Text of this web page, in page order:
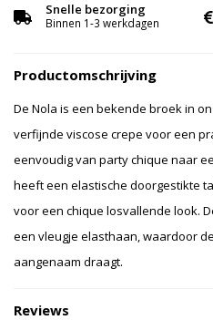
Snelle bezorging
Binnen 1-3 werkdagen
Productomschrijving
De Nola is een bekende broek in
verfijnde viscose crepe voor een
eenvoudig van party chique naar
heeft een elastische doorgestikte
voor een chique losvallende look.
een vleugje elasthaan, waardoor
aangenaam draagt.
Reviews